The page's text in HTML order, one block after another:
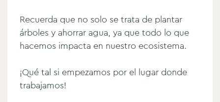
Recuerda que no solo se trata de plantar
árboles y ahorrar agua, ya que todo lo que
hacemos impacta en nuestro ecosistema.
¡Qué tal si empezamos por el lugar donde
trabajamos!